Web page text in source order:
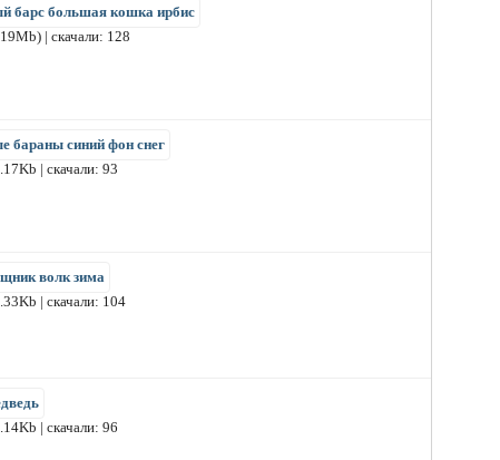
барс большая кошка ирбис
| скачали: 128
бараны синий фон снег
| скачали: 93
волк зима
| скачали: 104
| скачали: 96